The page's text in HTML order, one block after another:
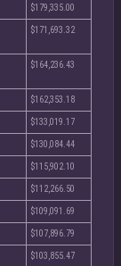
$179,335.00
$171,693.32
$164,236.43
$162,353.18
$133,019.17
$130,084.44
$115,902.10
$112,266.50
$109,091.69
$107,896.79
$103,855.47